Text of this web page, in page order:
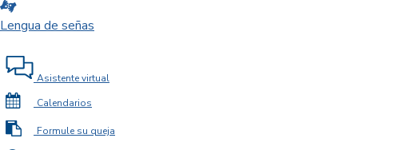
Lengua de señas
Asistente virtual
Calendarios
Formule su queja